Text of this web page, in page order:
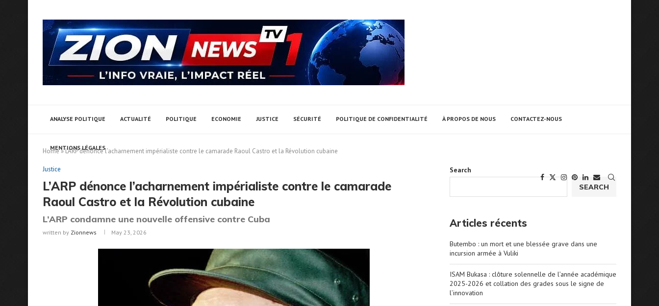
ANALYSE POLITIQUE ACTUALITÉ POLITIQUE ECONOMIE JUSTICE SÉCURITÉ POLITIQUE DE CONFIDENTIALITÉ À PROPOS DE NOUS CONTACTEZ-NOUS
MENTIONS LÉGALES
Home»L’ARP dénonce l’acharnement impérialiste contre le camarade Raoul Castro et la Révolution cubaine
Justice
L’ARP dénonce l’acharnement impérialiste contre le camarade
Raoul Castro et la Révolution cubaine
L’ARP condamne une nouvelle offensive contre Cuba
written by Zionnews May 23, 2026
Search
SEARCH
Articles récents
Butembo : un mort et une blessée grave dans une
incursion armée à Vuliki
ISAM Bukasa : clôture solennelle de l’année académique
2025-2026 et collation des grades sous le signe de
l’innovation